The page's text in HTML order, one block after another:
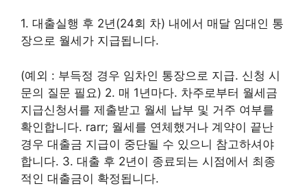
1. 대출실행 후 2년(24회 차) 내에서 매달 임대인 통
장으로 월세가 지급됩니다.
(예외 : 부득정 경우 임차인 통장으로 지급. 신청 시
문의 질문 필요) 2. 매 1년마다. 차주로부터 월세금
지급신청서를 제출받고 월세 납부 및 거주 여부를
확인합니다. rarr; 월세를 연체했거나 계약이 끝난
경우 대출금 지급이 중단될 수 있으니 참고하셔야
합니다. 3. 대출 후 2년이 종료되는 시점에서 최종
적인 대출금이 확정됩니다.